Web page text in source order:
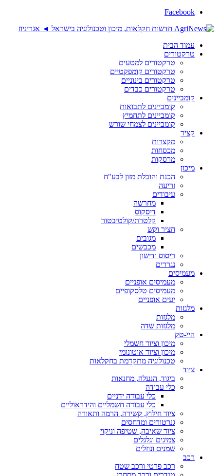
Facebook
עמוד הבית
טרקטורים
טרקטורים למטעים
טרקטורים קומפקטיים
טרקטורים בינוניים
טרקטורים כבדים
קומביינים
קומביינים לתבואות
קומביינים לתחמיץ
קומביינים לצמחי שורש
קציר
מקצרות
מכסחות
מרסקות
מיכון
הכנת והובלת מזון לבע"ח
זריעה
עיבודים
מחרשה
דיסקוס
קלטרת/קולטיבטור
חציר וקש
מגובים
מכבשים
ריסוס ודישון
נגררים
מעמיסים
מעמיסים אופניים
מעמיסים טלסקופיים
יעים אופניים
מלגזות
מלגזות
מלגזות שדה
היי-טק
מיכון וציוד חשמלי
מיכון וציוד אוטונומי
טכנולוגיה מתקדמת בחקלאות
ציוד
ביגוד, הנעלה, מחנאות
כלי עבודה
כלי עבודה ידניים
כלי עבודה חשמליים והידראוליים
ציוד חילוץ, קשירה, הרמה ותאורה
גנרטורים ומדחסים
ציוד שאיבה, שטיפה וניקוי
צמיגים וגלגלים
שמנים ונוזלים
רכב
רכב פרטי ורכב שטח